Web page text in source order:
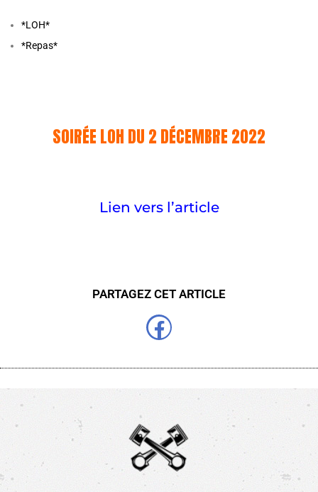
*LOH*
*Repas*
SOIRÉE LOH DU 2 DÉCEMBRE 2022
Lien vers l’article
PARTAGEZ CET ARTICLE